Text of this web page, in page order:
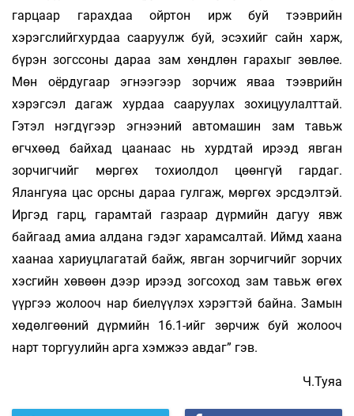
гарцаар гарахдаа ойртон ирж буй тээврийн
хэрэгслийгхурдаа сааруулж буй, эсэхийг сайн харж,
бүрэн зогссоны дараа зам хөндлөн гарахыг зөвлөе.
Мөн оёрдугаар эгнээгээр зорчиж яваа тээврийн
хэрэгсэл дагаж хурдаа сааруулах зохицуулалттай.
Гэтэл нэгдүгээр эгнээний автомашин зам тавьж
өгчхөөд байхад цаанаас нь хурдтай ирээд явган
зорчигчийг мөргөх тохиолдол цөөнгүй гардаг.
Ялангуяа цас орсны дараа гулгаж, мөргөх эрсдэлтэй.
Иргэд гарц, гарамтай газраар дүрмийн дагуу явж
байгаад амиа алдана гэдэг харамсалтай. Иймд хаана
хаанаа хариуцлагатай байж, явган зорчигчийг зорчих
хэсгийн хөвөөн дээр ирээд зогсоход зам тавьж өгөх
үүргээ жолооч нар биелүүлэх хэрэгтэй байна. Замын
хөдөлгөөний дүрмийн 16.1-ийг зөрчиж буй жолооч
нарт торгуулийн арга хэмжээ авдаг” гэв.
Ч.Туяа